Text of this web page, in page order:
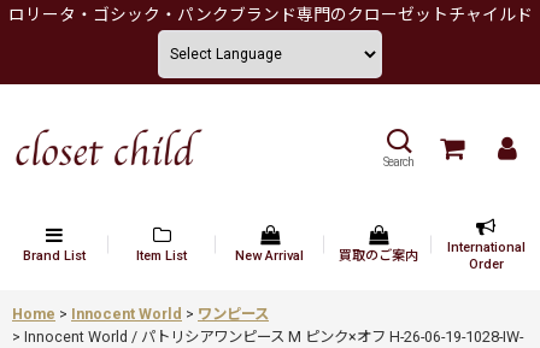
ロリータ・ゴシック・パンクブランド専門のクローゼットチャイルド
Search
Brand List Item List New Arrival 買取のご案内
International
Order
Home > Innocent World > ワンピース
> Innocent World / パトリシアワンピース M ピンク×オフ H-26-06-19-1028-IW-